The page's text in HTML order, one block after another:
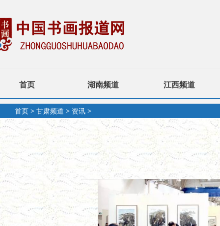
首页 湖南频道 江西频道
首页 > 甘肃频道 > 资讯 >